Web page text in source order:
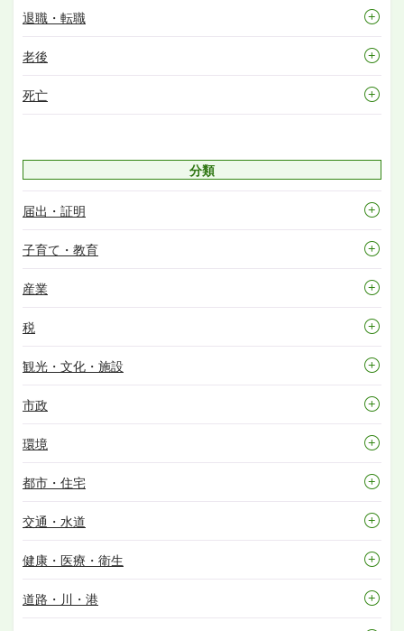
退職・転職
老後
死亡
分類
届出・証明
子育て・教育
産業
税
観光・文化・施設
市政
環境
都市・住宅
交通・水道
健康・医療・衛生
道路・川・港